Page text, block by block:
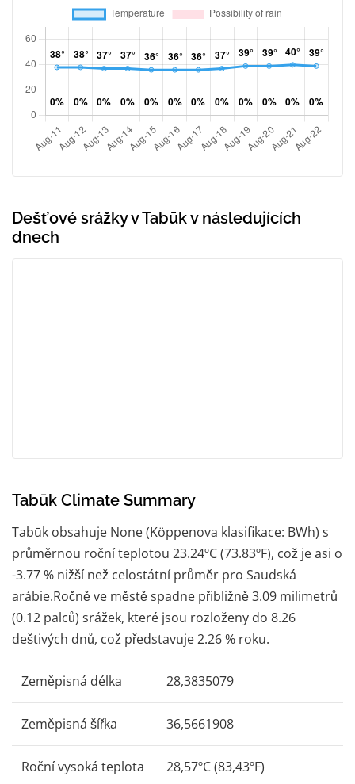
Dešťové srážky v Tabūk v následujících
dnech
Tabūk Climate Summary
Tabūk obsahuje None (Köppenova klasifikace: BWh) s
průměrnou roční teplotou 23.24ºC (73.83ºF), což je asi o
-3.77 % nižší než celostátní průměr pro Saudská
arábie.Ročně ve městě spadne přibližně 3.09 milimetrů
(0.12 palců) srážek, které jsou rozloženy do 8.26
deštivých dnů, což představuje 2.26 % roku.
Zeměpisná délka 28,3835079
Zeměpisná šířka 36,5661908
Roční vysoká teplota 28,57ºC (83,43ºF)